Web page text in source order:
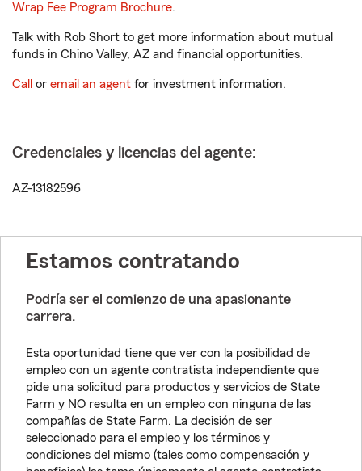
Wrap Fee Program Brochure.
Talk with Rob Short to get more information about mutual
funds in Chino Valley, AZ and financial opportunities.
Call or email an agent for investment information.
Credenciales y licencias del agente:
AZ-13182596
Estamos contratando
Podría ser el comienzo de una apasionante
carrera.
Esta oportunidad tiene que ver con la posibilidad de
empleo con un agente contratista independiente que
pide una solicitud para productos y servicios de State
Farm y NO resulta en un empleo con ninguna de las
compañías de State Farm. La decisión de ser
seleccionado para el empleo y los términos y
condiciones del mismo (tales como compensación y